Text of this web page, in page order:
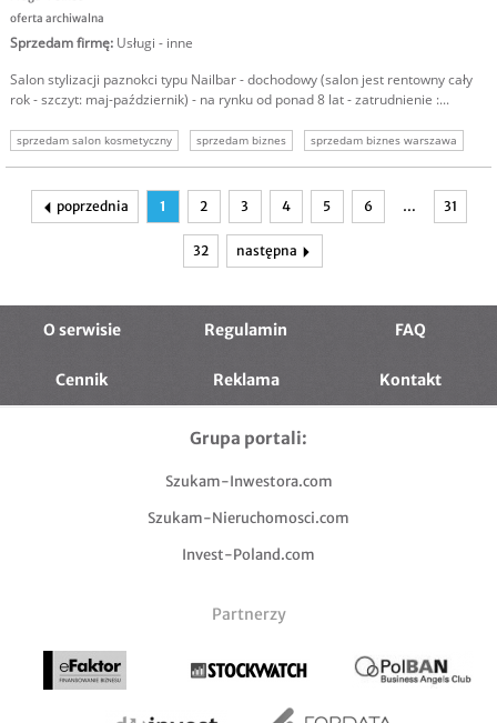
oferta archiwalna
Sprzedam firmę: Usługi - inne
Salon stylizacji paznokci typu Nailbar - dochodowy (salon jest rentowny cały
rok - szczyt: maj-październik) - na rynku od ponad 8 lat - zatrudnienie :...
sprzedam salon kosmetyczny sprzedam biznes
sprzedam biznes warszawa
sprzedam firmę warszawa
poprzednia 1 2 3 4 5 6 … 31
32 następna
O serwisie Regulamin FAQ
Cennik Reklama Kontakt
Grupa portali:
Szukam-Inwestora.com
Szukam-Nieruchomosci.com
Invest-Poland.com
Partnerzy